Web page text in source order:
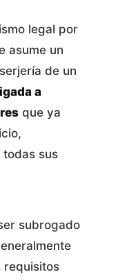
legal por
asume un
de un
a
que ya
todas sus
subrogado
requisitos